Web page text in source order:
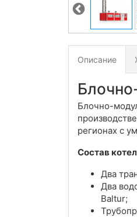
Описание
Блочно-
регионах с
Состав
Два
Два
Baltur;